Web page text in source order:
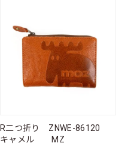
R二つ折り ZNWE-86120
キャメル MZ